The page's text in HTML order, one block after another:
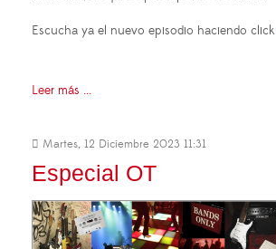
Escucha ya el nuevo episodio haciendo click
Leer más ...
Martes, 12 Diciembre 2023 11:31
Especial OT